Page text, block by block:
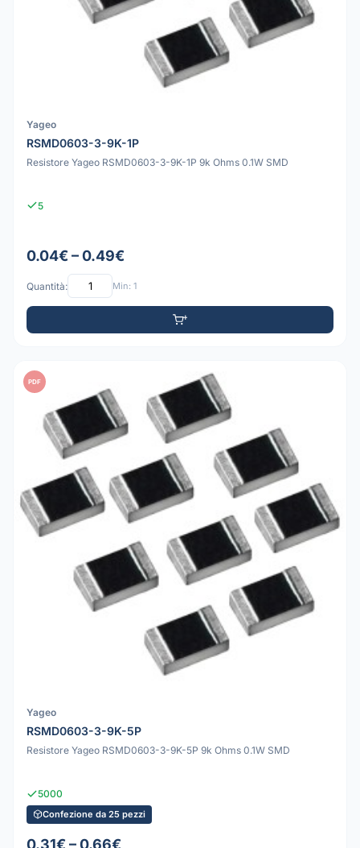
Yageo
RSMD0603-3-9K-1P
Resistore Yageo RSMD0603-3-9K-1P 9k Ohms 0.1W SMD
5
0.04€ – 0.49€
Quantità: Min: 1
PDF
Yageo
RSMD0603-3-9K-5P
Resistore Yageo RSMD0603-3-9K-5P 9k Ohms 0.1W SMD
5000
Confezione da 25 pezzi
0.31€ – 0.66€